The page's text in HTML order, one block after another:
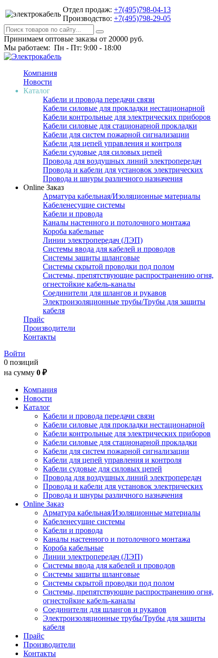
Отдел продаж: +7(495)798-04-13
Производство: +7(495)798-29-05
Принимаем оптовые заказы от 20000 руб.
Мы работаем: Пн - Пт: 9:00 - 18:00
Компания
Новости
Каталог
Кабели и провода передачи связи
Кабели силовые для прокладки нестационарной
Кабели контрольные для электрических приборов
Кабели силовые для стационарной прокладки
Кабели для систем пожарной сигнализации
Кабели для цепей управления и контроля
Кабели судовые для силовых цепей
Провода для воздушных линий электропередач
Провода и кабели для установок электрических
Провода и шнуры различного назначения
Online Заказ
Арматура кабельная/Изоляционные материалы
Кабеленесущие системы
Кабели и провода
Каналы настенного и потолочного монтажа
Короба кабельные
Линии электропередач (ЛЭП)
Системы ввода для кабелей и проводов
Системы защиты шланговые
Системы скрытой проводки под полом
Системы, препятствующие распространению огня,
огнестойкие кабель-каналы
Соединители для шлангов и рукавов
Электроизоляционные трубы/Трубы для защиты
кабеля
Прайс
Производители
Контакты
Войти
0 позиций
на сумму 0 ₽
Компания
Новости
Каталог
Кабели и провода передачи связи
Кабели силовые для прокладки нестационарной
Кабели контрольные для электрических приборов
Кабели силовые для стационарной прокладки
Кабели для систем пожарной сигнализации
Кабели для цепей управления и контроля
Кабели судовые для силовых цепей
Провода для воздушных линий электропередач
Провода и кабели для установок электрических
Провода и шнуры различного назначения
Online Заказ
Арматура кабельная/Изоляционные материалы
Кабеленесущие системы
Кабели и провода
Каналы настенного и потолочного монтажа
Короба кабельные
Линии электропередач (ЛЭП)
Системы ввода для кабелей и проводов
Системы защиты шланговые
Системы скрытой проводки под полом
Системы, препятствующие распространению огня,
огнестойкие кабель-каналы
Соединители для шлангов и рукавов
Электроизоляционные трубы/Трубы для защиты
кабеля
Прайс
Производители
Контакты